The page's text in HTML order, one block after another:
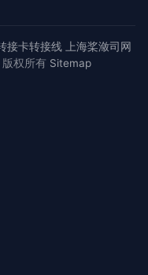
接卡转接线
上海桨潋司网
权所有 Sitemap